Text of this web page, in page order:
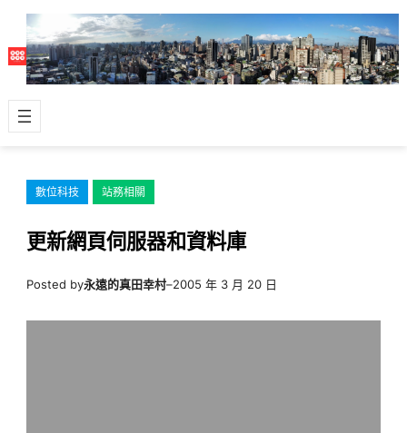
主
容
數位科技 站務相關
更新網頁伺服器和資料庫
Posted by永遠的真田幸村–2005 年 3 月 20 日